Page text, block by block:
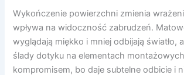
Wykończenie powierzchni zmienia
wpływa na widoczność zabrudzeń.
wyglądają miękko i mniej odbijają światło,
ślady dotyku na elementach
kompromisem, bo daje subtelne odbicie i